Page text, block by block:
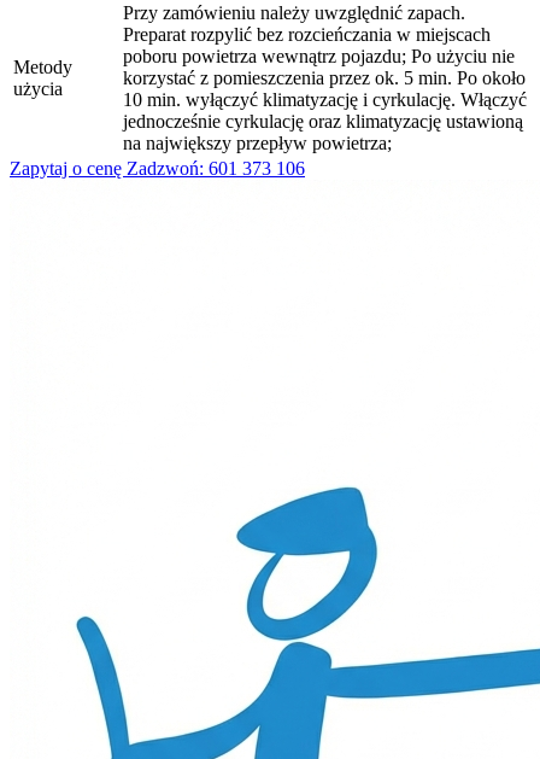
Metody
użycia
Przy zamówieniu należy uwzględnić zapach.
Preparat rozpylić bez rozcieńczania w miejscach
poboru powietrza wewnątrz pojazdu; Po użyciu nie
korzystać z pomieszczenia przez ok. 5 min. Po około
10 min. wyłączyć klimatyzację i cyrkulację. Włączyć
jednocześnie cyrkulację oraz klimatyzację ustawioną
na największy przepływ powietrza;
Zapytaj o cenę Zadzwoń: 601 373 106